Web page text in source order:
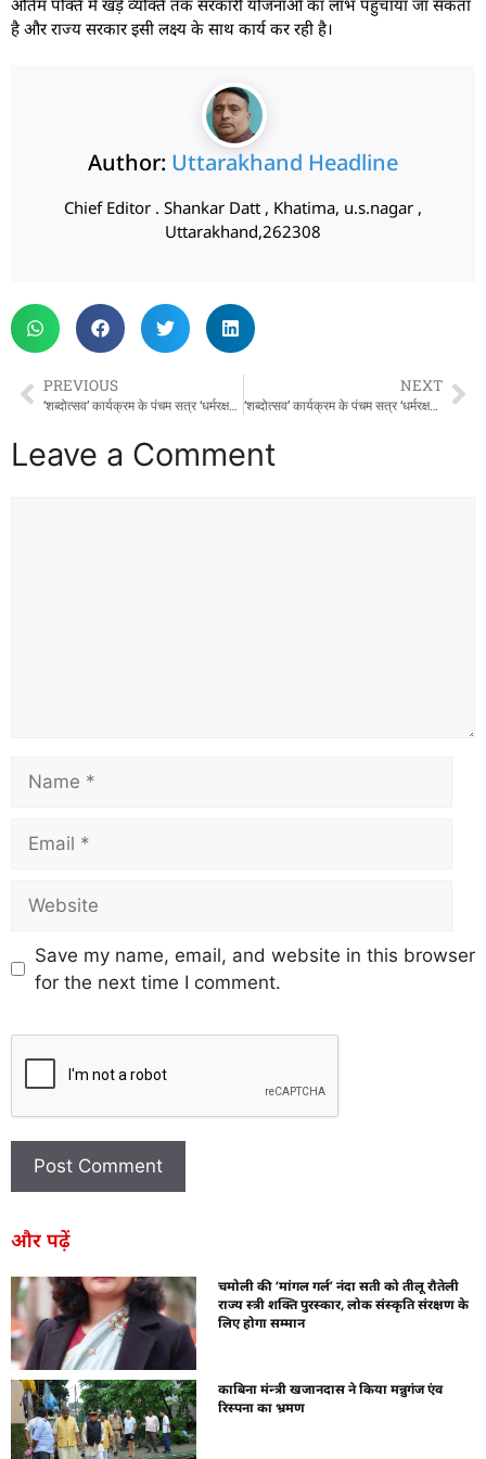
अंतिम पंक्ति में खड़े व्यक्ति तक सरकारी योजनाओं का लाभ पहुँचाया जा सकता
है और राज्य सरकार इसी लक्ष्य के साथ कार्य कर रही है।
Author: Uttarakhand Headline
Chief Editor . Shankar Datt , Khatima, u.s.nagar ,
Uttarakhand,262308
PREVIOUS
‘शब्दोत्सव’ कार्यक्रम के पंचम सत्र ‘धर्मरक्षक धामी’ में पहुंचे मुख्यमंत्री पुष्कर सिंह धामी
NEXT
‘शब्दोत्सव’ कार्यक्रम के पंचम सत्र ‘धर्मरक्षक धामी’ में पहुंचे मुख्यमंत्री पुष्कर सिंह धामी
Leave a Comment
Save my name, email, and website in this browser
for the next time I comment.
और पढ़ें
चमोली की ‘मांगल गर्ल’ नंदा सती को तीलू रौतेली
राज्य स्त्री शक्ति पुरस्कार, लोक संस्कृति संरक्षण के
लिए होगा सम्मान
काबिना मंन्त्री खजानदास ने किया मन्नुगंज एंव
रिस्पना का भ्रमण